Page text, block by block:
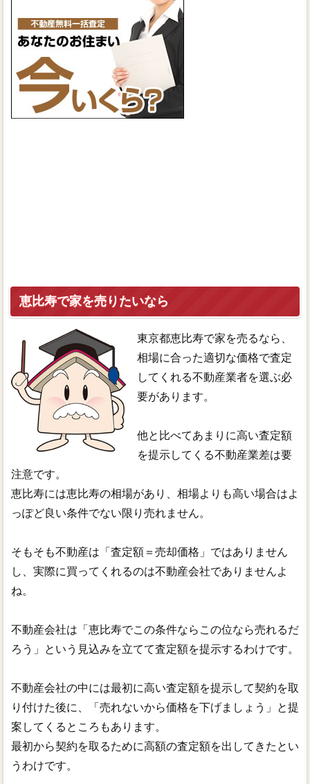
恵比寿で家を売りたいなら
東京都恵比寿で家を売るなら、
相場に合った適切な価格で査定
してくれる不動産業者を選ぶ必
要があります。
他と比べてあまりに高い査定額
を提示してくる不動産業差は要
注意です。
恵比寿には恵比寿の相場があり、相場よりも高い場合はよ
っぽど良い条件でない限り売れません。
そもそも不動産は「査定額＝売却価格」ではありません
し、実際に買ってくれるのは不動産会社でありませんよ
ね。
不動産会社は「恵比寿でこの条件ならこの位なら売れるだ
ろう」という見込みを立てて査定額を提示するわけです。
不動産会社の中には最初に高い査定額を提示して契約を取
り付けた後に、「売れないから価格を下げましょう」と提
案してくるところもあります。
最初から契約を取るために高額の査定額を出してきたとい
うわけです。